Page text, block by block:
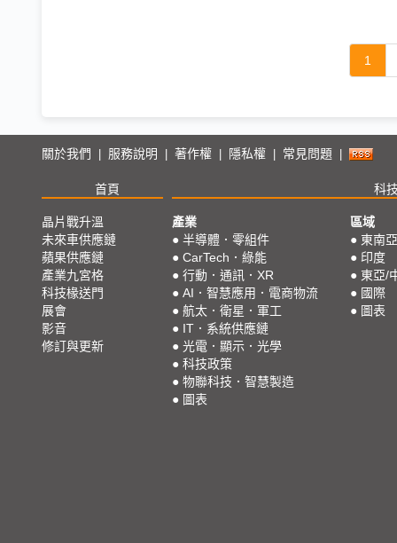
1
關於我們 服務說明 著作權 隱私權 常見問題
首頁 科
晶片戰升溫
未來車供應鏈
蘋果供應鏈
產業九宮格
科技椽送門
展會
影音
修訂與更新
產業
● 半導體．零組件
● CarTech．綠能
● 行動．通訊．XR
● AI．智慧應用．電商物流
● 航太．衛星．軍工
● IT．系統供應鏈
● 光電．顯示．光學
● 科技政策
● 物聯科技．智慧製造
● 圖表
區域
● 東南亞
● 印度
● 東亞/
● 國際
● 圖表